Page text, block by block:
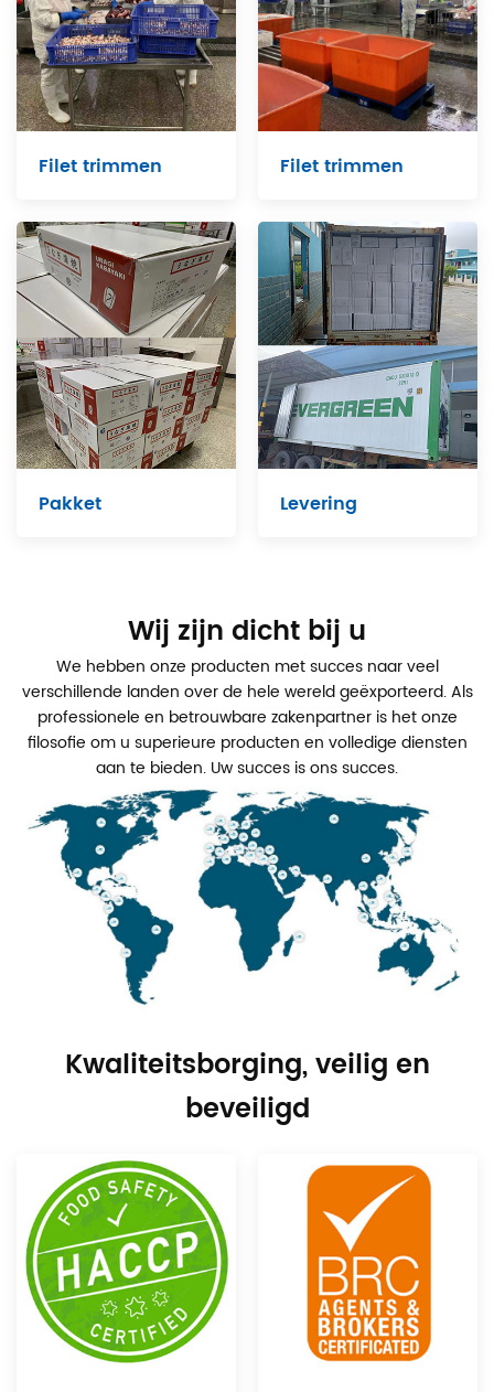
Filet trimmen Filet trimmen
Pakket Levering
Wij zijn dicht bij u
We hebben onze producten met succes naar veel
verschillende landen over de hele wereld geëxporteerd. Als
professionele en betrouwbare zakenpartner is het onze
filosofie om u superieure producten en volledige diensten
aan te bieden. Uw succes is ons succes.
Kwaliteitsborging, veilig en
beveiligd